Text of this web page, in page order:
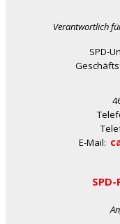
Verantwortlich
SPD-
E-Mail: